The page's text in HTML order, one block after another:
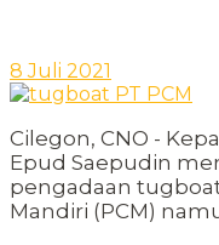
8 Juli 2021
Cilegon, CNO -
Epud Saepudin
pengadaan
Mandiri (PCM)